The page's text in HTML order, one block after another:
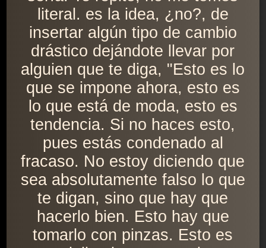
literal. es la idea, ¿no?, de
insertar algún tipo de cambio
drástico dejándote llevar por
alguien que te diga, "Esto es lo
que se impone ahora, esto es
lo que está de moda, esto es
tendencia. Si no haces esto,
pues estás condenado al
fracaso. No estoy diciendo que
sea absolutamente falso lo que
te digan, sino que hay que
hacerlo bien. Esto hay que
tomarlo con pinzas. Esto es